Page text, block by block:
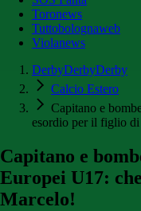
Toronews
Tuttobolognaweb
Violanews
DerbyDerbyDerby
Calcio Estero
Capitano e
esordio per il figlio
Capitano e
Europei U17:
Marcelo!